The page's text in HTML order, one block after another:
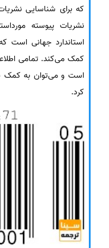
که برای شناسایی
استاندارد جهانی
کمک می‌کند. تمامی
است و می‌توان به کمک
کرد.